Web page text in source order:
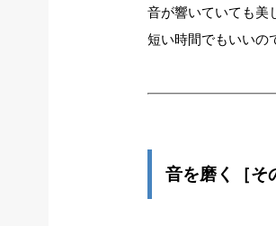
音が響いていても美
短い時間でもいいの
音を磨く［そ